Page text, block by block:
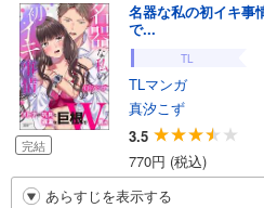
完結
名器な私の初イキ事
で...
TL
TLマンガ
真汐こず
3.5
770円 (税込)
あらすじを表示する